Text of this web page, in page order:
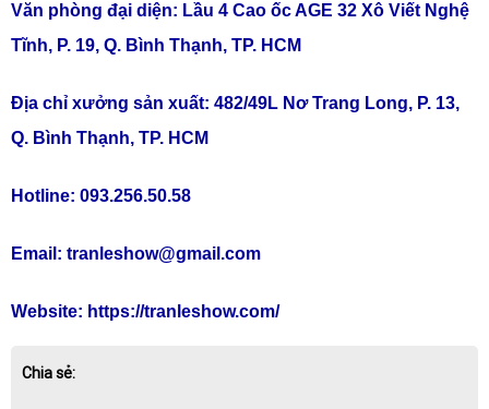
Văn phòng đại diện: Lầu 4 Cao ốc AGE 32 Xô Viết Nghệ
Tĩnh, P. 19, Q. Bình Thạnh, TP. HCM
Địa chỉ xưởng sản xuất: 482/49L Nơ Trang Long, P. 13,
Q. Bình Thạnh, TP. HCM
Hotline: 093.256.50.58
Email: tranleshow@gmail.com
Website: https://tranleshow.com/
Chia sẻ: